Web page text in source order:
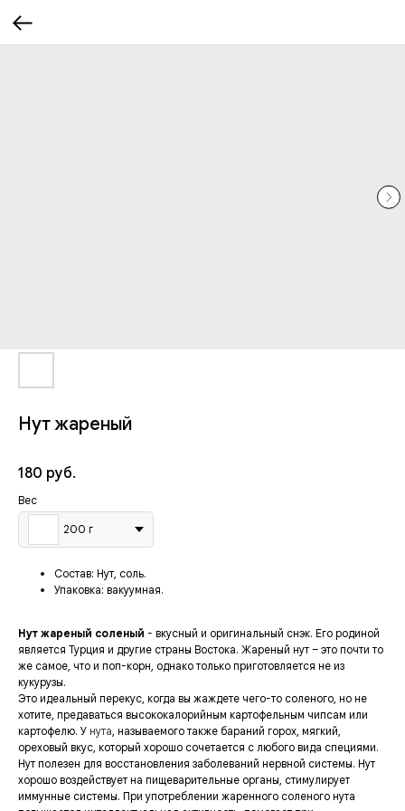
Нут жареный
180 руб.
Вес
200 г
Состав: Нут, соль.
Упаковка: вакуумная.
Нут жареный соленый - вкусный и оригинальный снэк. Его родиной
является Турция и другие страны Востока. Жареный нут – это почти то
же самое, что и поп-корн, однако только приготовляется не из
кукурузы.
Это идеальный перекус, когда вы жаждете чего-то соленого, но не
хотите, предаваться высококалорийным картофельным чипсам или
картофелю. У нута, называемого также бараний горох, мягкий,
ореховый вкус, который хорошо сочетается с любого вида специями.
Нут полезен для восстановления заболеваний нервной системы. Нут
хорошо воздействует на пищеварительные органы, стимулирует
иммунные системы. При употреблении жаренного соленого нута